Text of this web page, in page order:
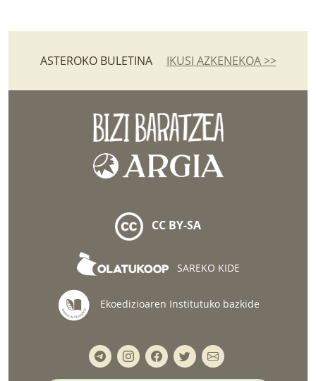
ASTEROKO BULETINA IKUSI AZKENEKOA >>
CC BY-SA
SAREKO KIDE
Ekoedizioaren Institutuko bazkide